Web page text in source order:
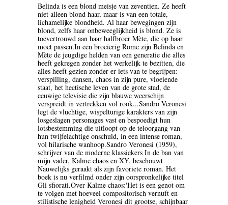
BOEKENWEEK GESCHENK
BRIEVEN
CARTOONS
COLUMNS
DONATEURS LITERAIR
NEDERLAND
DUITSLAND
ENGELAND
ENGELSTALIG
Belinda is een blond meisje van zeventien. Ze heeft
niet alleen blond haar, maar is van een totale,
lichamelijke blondheid. Al haar bewegingen zijn
blond, zelfs haar onbeweeglijkheid is blond. Ze is
toevertrouwd aan haar halfbroer Mète, die op haar
moet passen.In een broeierig Rome zijn Belinda en
Mète de jeugdige helden van een generatie die alles
heeft gekregen zonder het werkelijk te bezitten, die
alles heeft gezien zonder er iets van te begrijpen:
verspilling, dansen, chaos in zijn pure, vloeiende
staat, het hectische leven van de grote stad, de
eeuwige televisie die zijn blauwe weerschijn
verspreidt in vertrekken vol rook...Sandro Veronesi
legt de vluchtige, wispelturige karakters van zijn
losgeslagen personages vast en bespoedigt hun
lotsbestemming die uitloopt op de teloorgang van
hun twijfelachtige onschuld, in een intense roman,
vol hilarische wanhoop.Sandro Veronesi (1959),
schrijver van de moderne klassiekers In de ban van
mijn vader, Kalme chaos en XY, beschouwt
Nauwelijks geraakt als zijn favoriete roman. Het
boek is nu verfilmd onder zijn oorspronkelijke titel
Gli sfiorati.Over Kalme chaos:'Het is een genot om
te volgen met hoeveel compositorisch vernuft en
stilistische lenigheid Veronesi dit grootse, schijnbaar